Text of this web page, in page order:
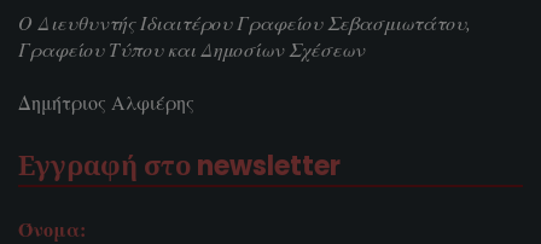
Ο Διευθυντής Ιδιαιτέρου Γραφείου Σεβασμιωτάτου,
Γραφείου Τύπου και Δημοσίων Σχέσεων
Δημήτριος Αλφιέρης
Εγγραφή στο newsletter
Όνομα: